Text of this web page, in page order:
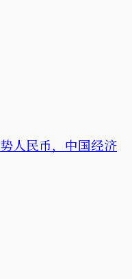
人民币，中国经济